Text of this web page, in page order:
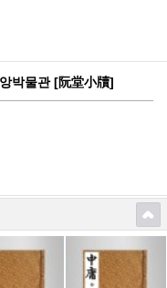
박물관 [阮堂小牘]